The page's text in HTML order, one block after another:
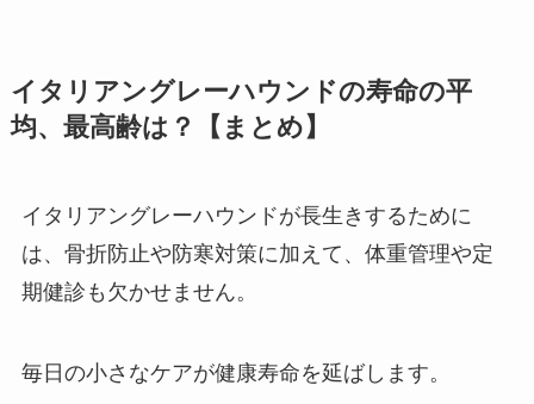
イタリアングレーハウンドの寿命の平
均、最高齢は？【まとめ】
イタリアングレーハウンドが長生きするために
は、骨折防止や防寒対策に加えて、体重管理や定
期健診も欠かせません。
毎日の小さなケアが健康寿命を延ばします。